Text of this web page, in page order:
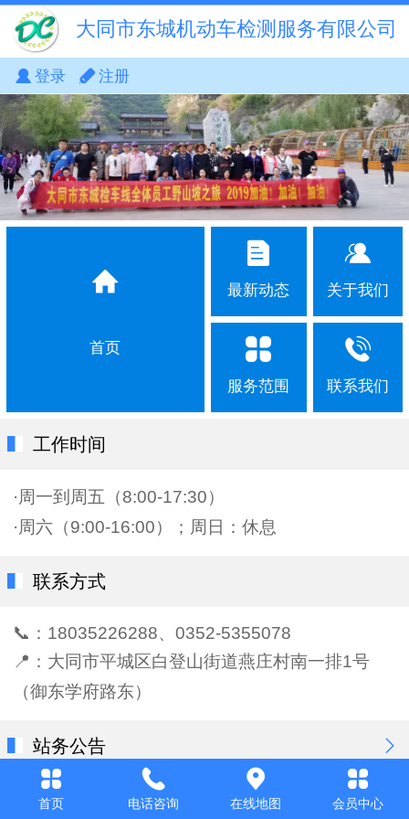
大同市东城机动车检测服务有限公司
登录 注册
首页
最新动态 关于我们
服务范围 联系我们
工作时间
·周一到周五（8:00-17:30）
·周六（9:00-16:00）； 周日：休息
联系方式
📞：18035226288、0352-5355078
📍：大同市平城区白登山街道燕庄村南一排1号
（御东学府路东）
站务公告
大同东城检车 2026年端午节放
首页 电话咨询 在线地图 会员中心